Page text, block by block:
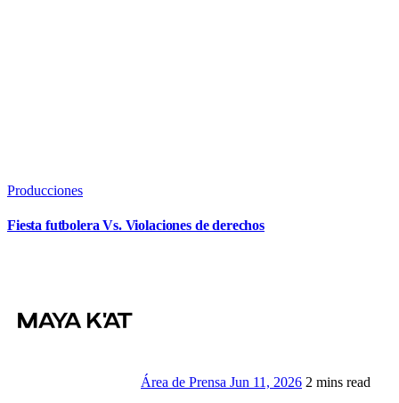
Producciones
Fiesta futbolera Vs. Violaciones de derechos
Área de Prensa Jun 11, 2026 2 mins read